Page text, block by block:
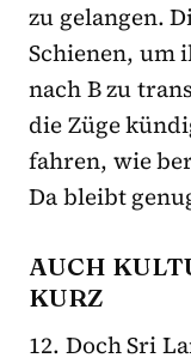
zu gelangen.
Schienen, um
nach B zu
die Züge
fahren, wie
Da bleibt
AUCH
KURZ
12. Doch Sri